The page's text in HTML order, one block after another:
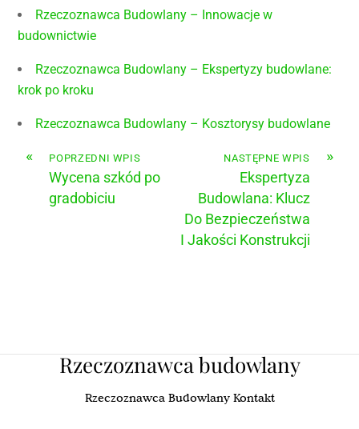
Rzeczoznawca Budowlany – Innowacje w
budownictwie
Rzeczoznawca Budowlany – Ekspertyzy budowlane:
krok po kroku
Rzeczoznawca Budowlany – Kosztorysy budowlane
« POPRZEDNI WPIS
Wycena szkód po
gradobiciu
»
NASTĘPNE WPIS
Ekspertyza
Budowlana: Klucz
Do Bezpieczeństwa
I Jakości Konstrukcji
Rzeczoznawca budowlany
Rzeczoznawca Budowlany Kontakt